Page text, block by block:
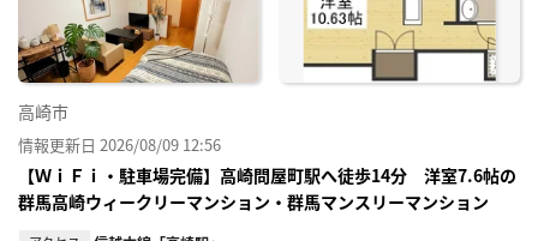
高崎市
情報更新日 2026/08/09 12:56
【ＷｉＦｉ・駐車場完備】高崎問屋町駅へ徒歩14分 洋室7.6帖の
群馬高崎ウィークリーマンション・群馬マンスリーマンション